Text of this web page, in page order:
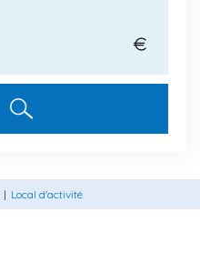
Local d'activité